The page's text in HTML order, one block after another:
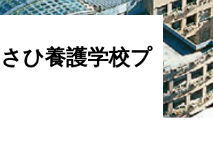
ひ養護学校プ